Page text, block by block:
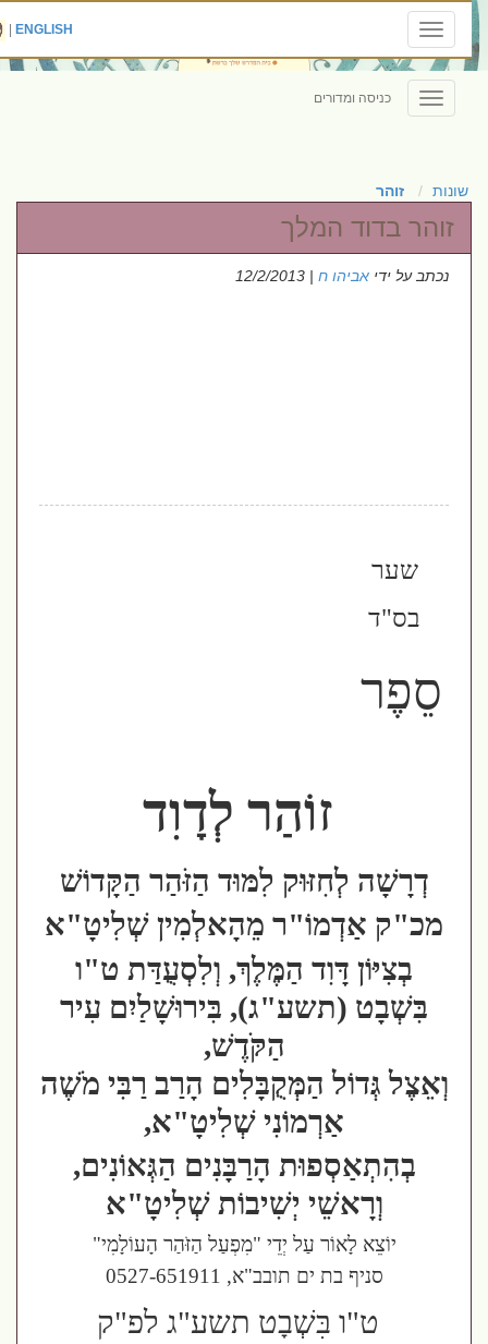
Toggle
navigation
ENGLISH
|
Toggle
navigation
כניסה ומדורים
שונות זוהר
זוהר בדוד המלך
נכתב על ידיאביהו ח| 12/2/2013
שער
בס"ד
סֵפֶר
זוֹהַר לְדָוִד
דְרָשָׁה לְחִזּוּק לִמּוּד הַזֹּהַר הַקָּדוֹשׁ
מכ"ק אַדְמוֹ"ר מֵהָאלְמִין שְׁלִיטָ"א
בְצִיּוֹן דָּוִד הַמֶּלֶךְ, וְלִסְעֻדַּת ט"ו
בִּשְׁבָט (תשע"ג), בִּירוּשָׁלַיִם עִיר
הַקֹּדֶשׁ,
וְאֵצֶל גְּדוֹל הַמְּקֻבָּלִים הָרַב רַבִּי מֹשֶׁה
אַרְמוֹנִי שְׁלִיטָ"א,
בְהִתְאַסְפוּת הָרַבָּנִים הַגְּאוֹנִים,
וְרָאשֵׁי יְשִׁיבוֹת שְׁלִיטָ"א
יוֹצֵא לָאוֹר עַל יְדֵי "מִפְעַל הַזֹּהַר הָעוֹלָמִי"
סניף בת ים תובב"א, 0527-651911
ט"ו בִּשְׁבָט תשע"ג לפ"ק